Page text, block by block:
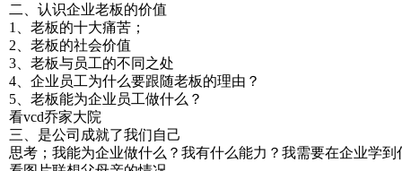
二、认识企业老板的价值
1、老板的十大痛苦；
2、老板的社会价值
3、老板与员工的不同之处
4、企业员工为什么要跟随老板的理由？
5、老板能为企业员工做什么？
看vcd乔家大院
三、是公司成就了我们自己
思考；我能为企业做什么？我有什么能力？我需要在企业学到